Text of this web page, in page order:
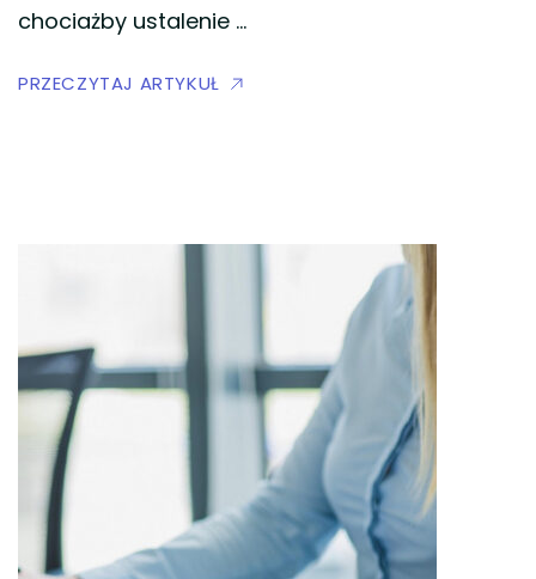
chociażby ustalenie …
PRZECZYTAJ ARTYKUŁ